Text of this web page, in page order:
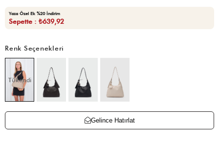
Yaza Özel Ek %20 İndirim
Sepette : ₺639,92
Renk Seçenekleri
Tükendi
Gelince Hatırlat